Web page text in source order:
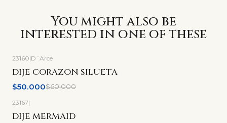
You might also be
interested in one of these
-17%
23160|D´Arce
DIJE CORAZON SILUETA
$50.000$60.000
23167|
DIJE MERMAID